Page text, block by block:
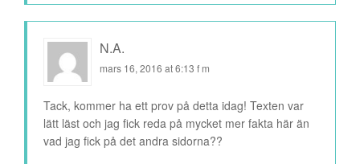
N.A.
mars 16, 2016 at 6:13 f m
Tack, kommer ha ett prov på detta idag! Texten var
lätt läst och jag fick reda på mycket mer fakta här än
vad jag fick på det andra sidorna??